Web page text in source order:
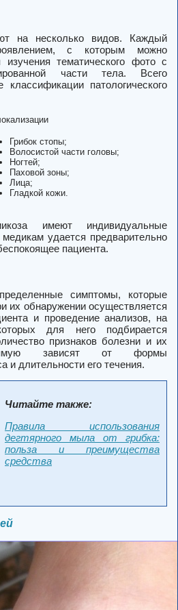
на несколько видов. Каждый
с которым можно
тематического фото с
части тела. Всего
патологического
Грибок стопы;
Волосистой части головы;
Ногтей;
Паховой зоны;
Лица;
Гладкой кожи.
имеют индивидуальные
удается предварительно
пациента.
симптомы, которые
их обнаружении осуществляется
и проведение анализов, на
для него подбирается
признаков болезни и их
зависят от формы
и длительности его течения.
Читайте также:
Правила использования
дегтярного мыла от грибка:
польза и преимущества
средства